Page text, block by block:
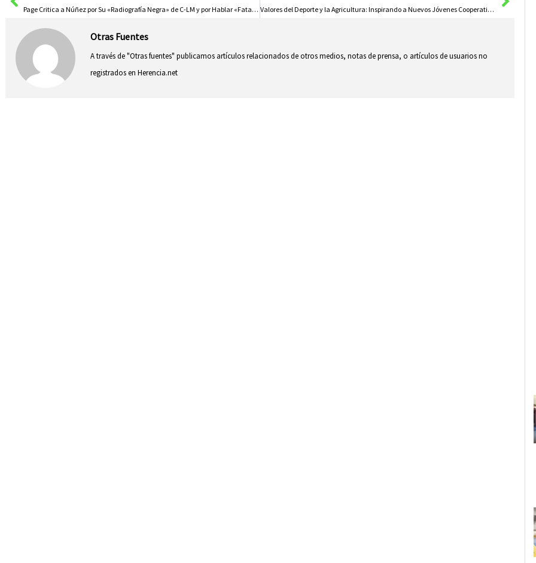
Page Critica a Núñez por Su «Radiografía Negra» de C-LM y por Hablar «Fatal» de la Región en España Valores del Deporte y la Agricultura: Inspirando a Nuevos Jóvenes Cooperativistas
Otras Fuentes
A través de "Otras fuentes" publicamos artículos relacionados de otros medios, notas de prensa, o artículos de usuarios no
registrados en Herencia.net